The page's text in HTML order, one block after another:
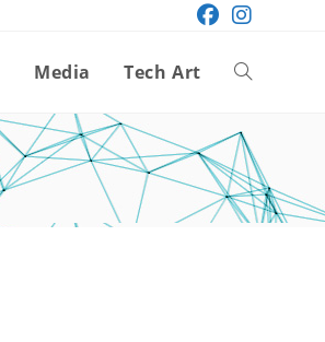
Media Tech Art Attiva/
la